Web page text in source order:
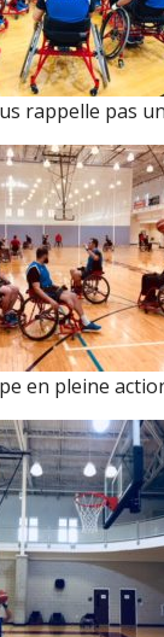
rappelle pas
en pleine